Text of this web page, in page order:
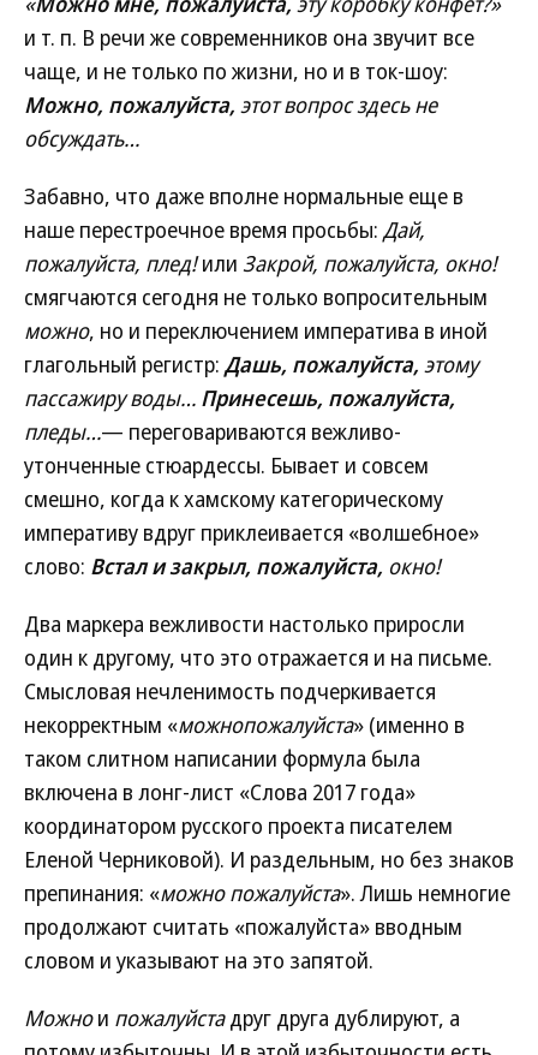
и т. п. В речи же современников она звучит все
чаще, и не только по жизни, но и в ток-шоу:
Можно, пожалуйста, этот вопрос здесь не
обсуждать…
Забавно, что даже вполне нормальные еще в
наше перестроечное время просьбы: Дай,
пожалуйста, плед!или Закрой, пожалуйста, окно!
смягчаются сегодня не только вопросительным
можно, но и переключением императива в иной
глагольный регистр: Дашь, пожалуйста, этому
пассажиру воды… Принесешь, пожалуйста,
пледы…— переговариваются вежливо-
утонченные стюардессы. Бывает и совсем
смешно, когда к хамскому категорическому
императиву вдруг приклеивается «волшебное»
слово: Встал и закрыл, пожалуйста, окно!
Два маркера вежливости настолько приросли
один к другому, что это отражается и на письме.
Смысловая нечленимость подчеркивается
некорректным «можнопожалуйста» (именно в
таком слитном написании формула была
включена в лонг-лист «Слова 2017 года»
координатором русского проекта писателем
Еленой Черниковой). И раздельным, но без знаков
препинания: «можно пожалуйста». Лишь немногие
продолжают считать «пожалуйста» вводным
словом и указывают на это запятой.
Можнои пожалуйстадруг друга дублируют, а